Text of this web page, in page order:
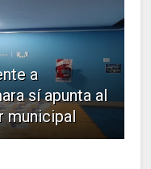
a
sí apunta al
municipal